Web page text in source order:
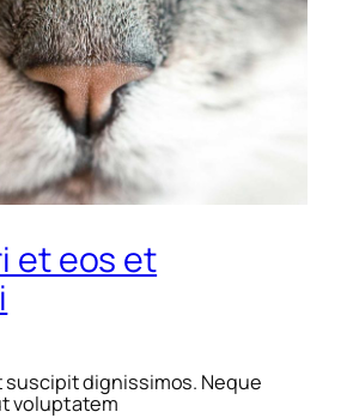
et eos et
suscipit dignissimos. Neque
voluptatem